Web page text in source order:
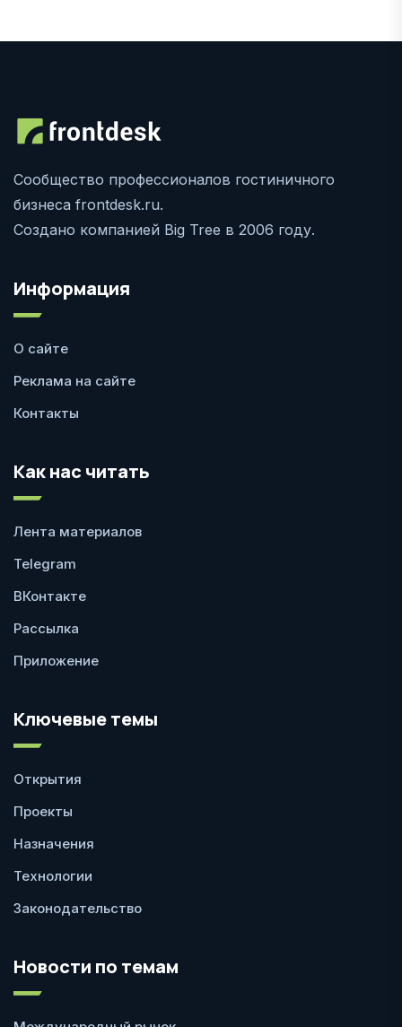
Сообщество профессионалов гостиничного
бизнеса frontdesk.ru.
Создано компанией Big Tree в 2006 году.
Информация
О сайте
Реклама на сайте
Контакты
Как нас читать
Лента материалов
Telegram
ВКонтакте
Рассылка
Приложение
Ключевые темы
Открытия
Проекты
Назначения
Технологии
Законодательство
Новости по темам